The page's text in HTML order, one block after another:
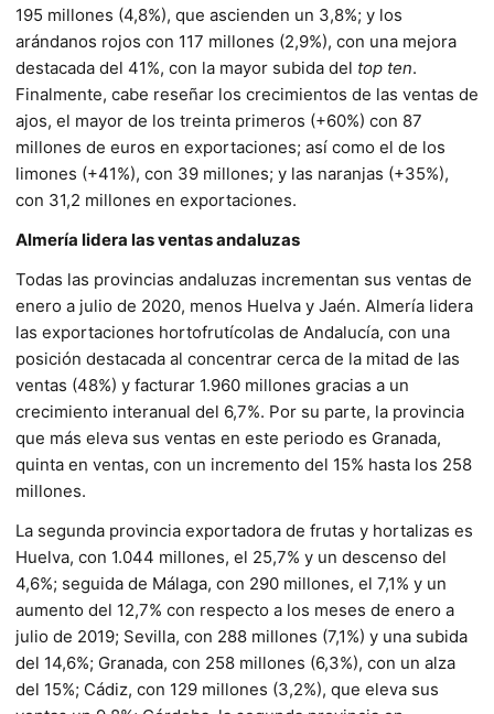
195 millones (4,8%), que ascienden un 3,8%; y los
arándanos rojos con 117 millones (2,9%), con una mejora
destacada del 41%, con la mayor subida del top ten.
Finalmente, cabe reseñar los crecimientos de las ventas de
ajos, el mayor de los treinta primeros (+60%) con 87
millones de euros en exportaciones; así como el de los
limones (+41%), con 39 millones; y las naranjas (+35%),
con 31,2 millones en exportaciones.
Almería lidera las ventas andaluzas
Todas las provincias andaluzas incrementan sus ventas de
enero a julio de 2020, menos Huelva y Jaén. Almería lidera
las exportaciones hortofrutícolas de Andalucía, con una
posición destacada al concentrar cerca de la mitad de las
ventas (48%) y facturar 1.960 millones gracias a un
crecimiento interanual del 6,7%. Por su parte, la provincia
que más eleva sus ventas en este periodo es Granada,
quinta en ventas, con un incremento del 15% hasta los 258
millones.
La segunda provincia exportadora de frutas y hortalizas es
Huelva, con 1.044 millones, el 25,7% y un descenso del
4,6%; seguida de Málaga, con 290 millones, el 7,1% y un
aumento del 12,7% con respecto a los meses de enero a
julio de 2019; Sevilla, con 288 millones (7,1%) y una subida
del 14,6%; Granada, con 258 millones (6,3%), con un alza
del 15%; Cádiz, con 129 millones (3,2%), que eleva sus